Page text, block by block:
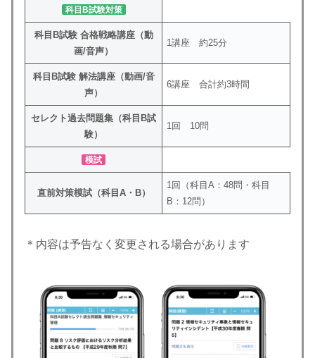
科目B試験対策
科目B試験 合格戦略講座（動
画/音声）
1講座 約25分
科目B試験 解法講座（動画/音
声）
6講座 合計約3時間
セレクト過去問題集（科目B試
験）
1回 10問
模試
直前対策模試（科目A・B）
1回（科目A：48問・科目
B：12問）
＊内容は予告なく変更される場合があります